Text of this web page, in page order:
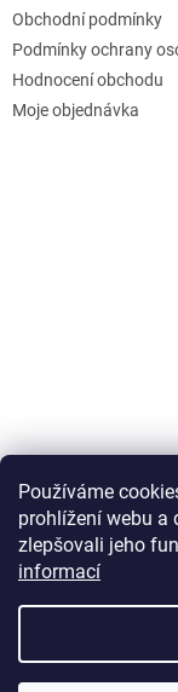
Používáme
prohlížení webu a
zlepšovali jeho
informací
Obchodní podmínky
Podmínky ochrany
Hodnocení obchodu
Moje objednávka